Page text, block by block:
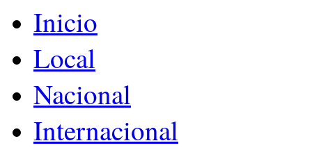
Inicio
Local
Nacional
Internacional